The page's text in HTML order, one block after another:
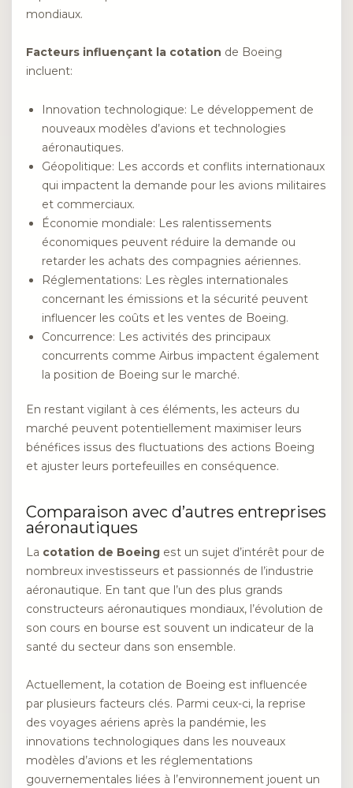
mondiaux.
Facteurs influençant la cotation de Boeing
incluent:
Innovation technologique: Le développement de
nouveaux modèles d’avions et technologies
aéronautiques.
Géopolitique: Les accords et conflits internationaux
qui impactent la demande pour les avions militaires
et commerciaux.
Économie mondiale: Les ralentissements
économiques peuvent réduire la demande ou
retarder les achats des compagnies aériennes.
Réglementations: Les règles internationales
concernant les émissions et la sécurité peuvent
influencer les coûts et les ventes de Boeing.
Concurrence: Les activités des principaux
concurrents comme Airbus impactent également
la position de Boeing sur le marché.
En restant vigilant à ces éléments, les acteurs du
marché peuvent potentiellement maximiser leurs
bénéfices issus des fluctuations des actions Boeing
et ajuster leurs portefeuilles en conséquence.
Comparaison avec d’autres entreprises
aéronautiques
La cotation de Boeing est un sujet d’intérêt pour de
nombreux investisseurs et passionnés de l’industrie
aéronautique. En tant que l’un des plus grands
constructeurs aéronautiques mondiaux, l’évolution de
son cours en bourse est souvent un indicateur de la
santé du secteur dans son ensemble.
Actuellement, la cotation de Boeing est influencée
par plusieurs facteurs clés. Parmi ceux-ci, la reprise
des voyages aériens après la pandémie, les
innovations technologiques dans les nouveaux
modèles d’avions et les réglementations
gouvernementales liées à l’environnement jouent un